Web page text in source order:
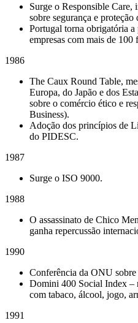
Surge o Responsible
sobre segurança e
Portugal torna obrigatória a
empresas com mais de 100
1986
The Caux Round Table,
Europa, do Japão e dos
sobre o comércio ético e
Business).
Adoção dos princípios de
do PIDESC.
1987
Surge o ISO 9000.
1988
O assassinato de Chico
ganha repercussão
1990
Conferência da ONU
Domini 400 Social Index –
com tabaco, álcool, jogo,
1991